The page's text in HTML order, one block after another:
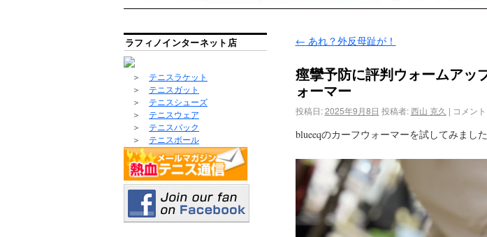
← あれ？外反母趾が！
痙攣予防に評判ウォームアッ
ォーマー
投稿日: 2025年9月8日 投稿者: 西山 克久 | コメン
blueeqのカーフウォーマーを試してみました
ラフィノインターネット店
＞ テニスラケット
＞ テニスガット
＞ テニスシューズ
＞ テニスウェア
＞ テニスバック
＞ テニスボール